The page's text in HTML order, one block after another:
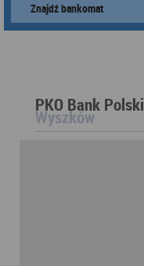
Znajdź bankomat
PKO Bank
Wyszków